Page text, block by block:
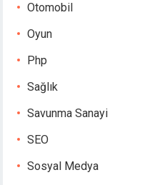
Otomobil
Oyun
Php
Sağlık
Savunma Sanayi
SEO
Sosyal Medya